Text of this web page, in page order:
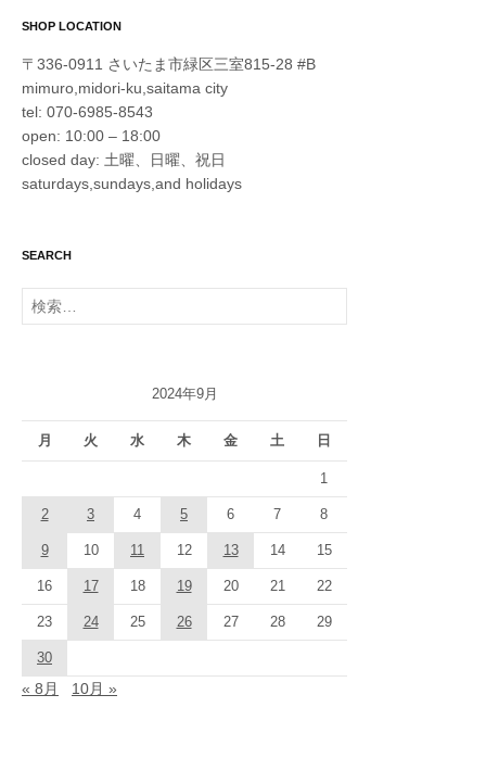
SHOP LOCATION
〒336-0911 さいたま市緑区三室815-28 #B
mimuro,midori-ku,saitama city
tel: 070-6985-8543
open: 10:00 – 18:00
closed day: 土曜、日曜、祝日
saturdays,sundays,and holidays
SEARCH
検
索:
2024年9月
月 火 水 木 金 土 日
1
2 3 4 5 6 7 8
9 10 11 12 13 14 15
16 17 18 19 20 21 22
23 24 25 26 27 28 29
30
« 8月 10月 »